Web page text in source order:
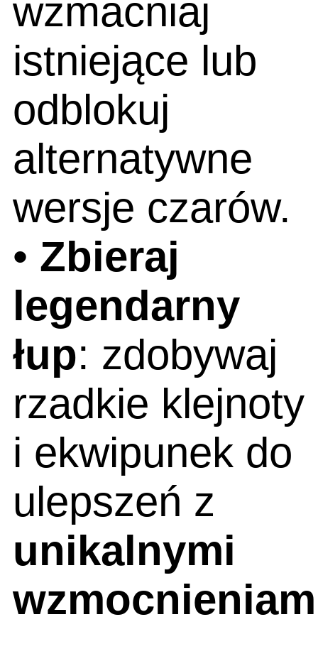
wzmacniaj
istniejące lub
odblokuj
alternatywne
wersje czarów.
• Zbieraj
legendarny
łup: zdobywaj
rzadkie klejnoty
i ekwipunek do
ulepszeń z
unikalnymi